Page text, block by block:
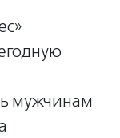
мужчинам